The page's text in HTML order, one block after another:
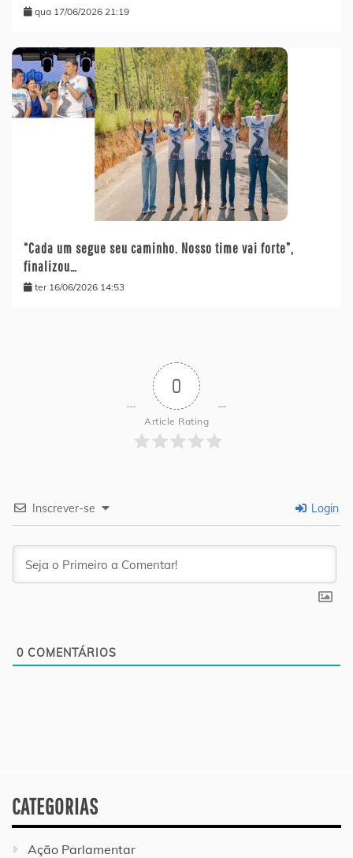
qua 17/06/2026 21:19
“Cada um segue seu caminho. Nosso time vai forte”,
finalizou…
ter 16/06/2026 14:53
0
Article Rating
Inscrever-se Login
0 COMENTÁRIOS
CATEGORIAS
Ação Parlamentar